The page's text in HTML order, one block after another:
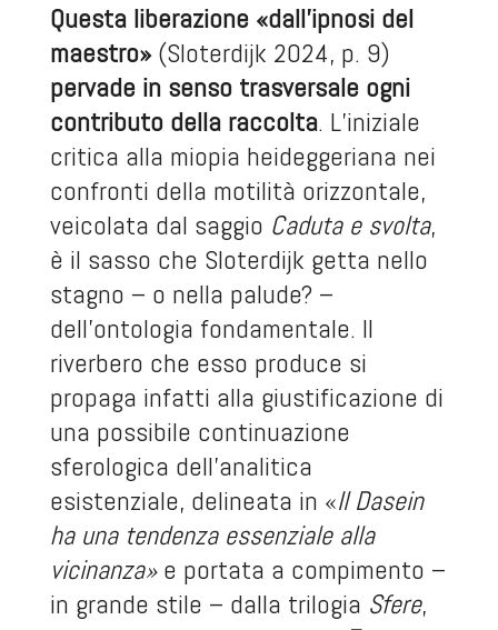
Questa liberazione «dall’ipnosi del
maestro»(Sloterdijk 2024, p. 9)
pervade in senso trasversale ogni
contributo della raccolta. L’iniziale
critica alla miopia heideggeriana nei
confronti della motilità orizzontale,
veicolata dal saggio Caduta e svolta,
è il sasso che Sloterdijk getta nello
stagno – o nella palude? –
dell’ontologia fondamentale. Il
riverbero che esso produce si
propaga infatti alla giustificazione di
una possibile continuazione
sferologica dell’analitica
esistenziale, delineata in «Il Dasein
ha una tendenza essenziale alla
vicinanza»e portata a compimento –
in grande stile – dalla trilogia Sfere,